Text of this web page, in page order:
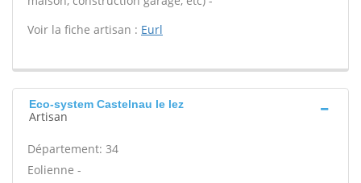
Voir la fiche artisan : Eurl
Eco-system Castelnau le lez
Artisan
Département: 34
Eolienne -